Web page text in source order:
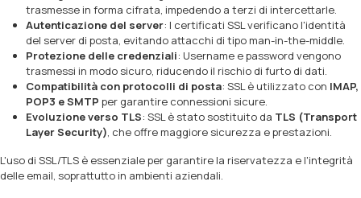
trasmesse in forma cifrata, impedendo a terzi di intercettarle.
Autenticazione del server: I certificati SSL verificano l'identità
del server di posta, evitando attacchi di tipo man-in-the-middle.
Protezione delle credenziali: Username e password vengono
trasmessi in modo sicuro, riducendo il rischio di furto di dati.
Compatibilità con protocolli di posta: SSL è utilizzato con IMAP,
POP3 e SMTP per garantire connessioni sicure.
Evoluzione verso TLS: SSL è stato sostituito da TLS (Transport
Layer Security), che offre maggiore sicurezza e prestazioni.
L'uso di SSL/TLS è essenziale per garantire la riservatezza e l'integrità
delle email, soprattutto in ambienti aziendali.